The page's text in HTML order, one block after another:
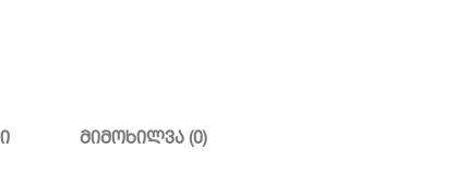
მიმოხილვა (0)